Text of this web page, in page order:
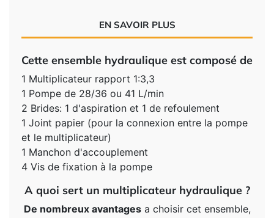
EN SAVOIR PLUS
Cette ensemble hydraulique est composé de
1 Multiplicateur rapport 1:3,3
1 Pompe de 28/36 ou 41 L/min
2 Brides: 1 d'aspiration et 1 de refoulement
1 Joint papier (pour la connexion entre la pompe
et le multiplicateur)
1 Manchon d'accouplement
4 Vis de fixation à la pompe
A quoi sert un multiplicateur hydraulique ?
De nombreux avantagesa choisir cet ensemble,